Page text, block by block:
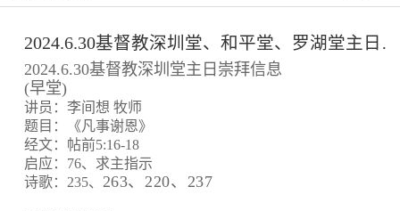
2024.6.30基督教深圳堂、和平堂、罗湖堂主日崇拜信息
2024.6.30基督教深圳堂主日崇拜信息
(早堂)
讲员：李间想 牧师
题目：《凡事谢恩》
经文：帖前5:16-18
启应：76、求主指示
诗歌：235、 263、220、237